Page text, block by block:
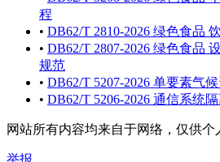
程
• DB62/T 2810-2026 绿色食品
• DB62/T 2807-2026 绿色食品
规范
• DB62/T 5207-2026 单要素气
• DB62/T 5206-2026 通信系统
网站所有内容均来自于网络，仅供个
举报